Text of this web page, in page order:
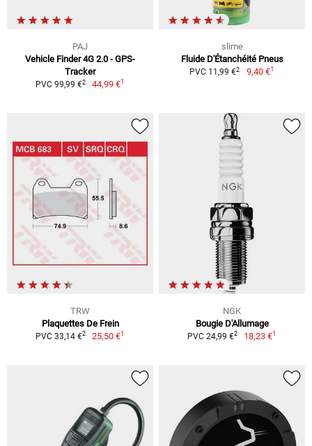
PAJ
Vehicle Finder 4G 2.0 - GPS-
Tracker
PVC 99,99 €2 44,99 €1
slime
Fluide D'Étanchéité Pneus
PVC 11,99 €2 9,40 €1
TRW
Plaquettes De Frein
PVC 33,14 €2 25,50 €1
NGK
Bougie D'Allumage
PVC 24,99 €2 18,23 €1